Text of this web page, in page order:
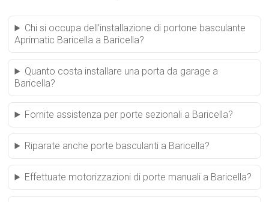
Chi si occupa dell’installazione di portone basculante
Aprimatic Baricella a Baricella?
Quanto costa installare una porta da garage a
Baricella?
Fornite assistenza per porte sezionali a Baricella?
Riparate anche porte basculanti a Baricella?
Effettuate motorizzazioni di porte manuali a Baricella?